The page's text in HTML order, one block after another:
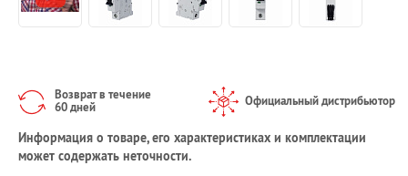
Возврат в течение
60 дней
Официальный дистрибьютор
Информация о товаре, его характеристиках и комплектации
может содержать неточности.